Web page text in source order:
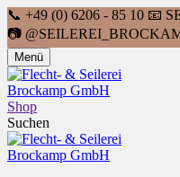
📞 +49 (0) 6206 - 85 10 📧
📷
Menü
Shop
Suchen